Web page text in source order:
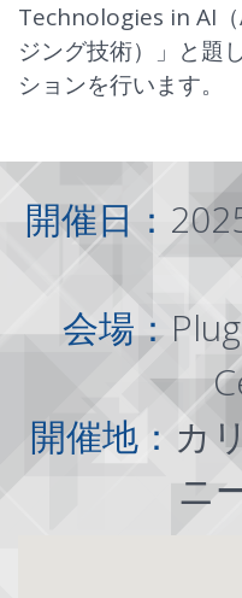
Technologies in AI
ジング技術）
」と題
ションを行います。
開催日：
会場：
開催地： カ
ニ